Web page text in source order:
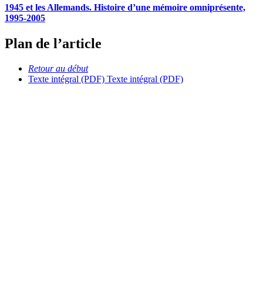
1945 et les Allemands. Histoire d’une mémoire omniprésente,
1995-2005
Plan de l’article
Retour au début
Texte intégral (PDF) Texte intégral (PDF)